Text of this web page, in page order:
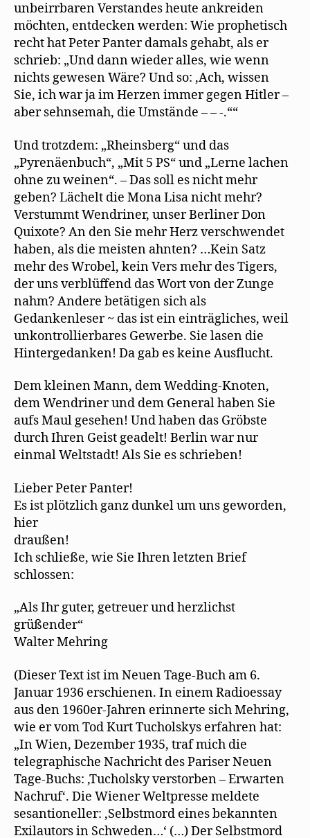
unbeirrbaren Verstandes heute ankreiden
möchten, entdecken werden: Wie prophetisch
recht hat Peter Panter damals gehabt, als er
schrieb: „Und dann wieder alles, wie wenn
nichts gewesen Wäre? Und so: ,Ach, wissen
Sie, ich war ja im Herzen immer gegen Hitler –
aber sehnsemah, die Umstände – – -.““
Und trotzdem: „Rheinsberg“ und das
„Pyrenäenbuch“, „Mit 5 PS“ und „Lerne lachen
ohne zu weinen“. – Das soll es nicht mehr
geben? Lächelt die Mona Lisa nicht mehr?
Verstummt Wendriner, unser Berliner Don
Quixote? An den Sie mehr Herz verschwendet
haben, als die meisten ahnten? …Kein Satz
mehr des Wrobel, kein Vers mehr des Tigers,
der uns verblüffend das Wort von der Zunge
nahm? Andere betätigen sich als
Gedankenleser ~ das ist ein einträgliches, weil
unkontrollierbares Gewerbe. Sie lasen die
Hintergedanken! Da gab es keine Ausﬂucht.
Dem kleinen Mann, dem Wedding-Knoten,
dem Wendriner und dem General haben Sie
aufs Maul gesehen! Und haben das Gröbste
durch Ihren Geist geadelt! Berlin war nur
einmal Weltstadt! Als Sie es schrieben!
Lieber Peter Panter!
Es ist plötzlich ganz dunkel um uns geworden,
hier
draußen!
Ich schließe, wie Sie Ihren letzten Brief
schlossen:
„Als Ihr guter, getreuer und herzlichst
grüßender“
Walter Mehring
(Dieser Text ist im Neuen Tage-Buch am 6.
Januar 1936 erschienen. In einem Radioessay
aus den 1960er-Jahren erinnerte sich Mehring,
wie er vom Tod Kurt Tucholskys erfahren hat:
„In Wien, Dezember 1935, traf mich die
telegraphische Nachricht des Pariser Neuen
Tage-Buchs: ‚Tucholsky verstorben – Erwarten
Nachruf‘. Die Wiener Weltpresse meldete
sesantioneller: ‚Selbstmord eines bekannten
Exilautors in Schweden…‘ (…) Der Selbstmord